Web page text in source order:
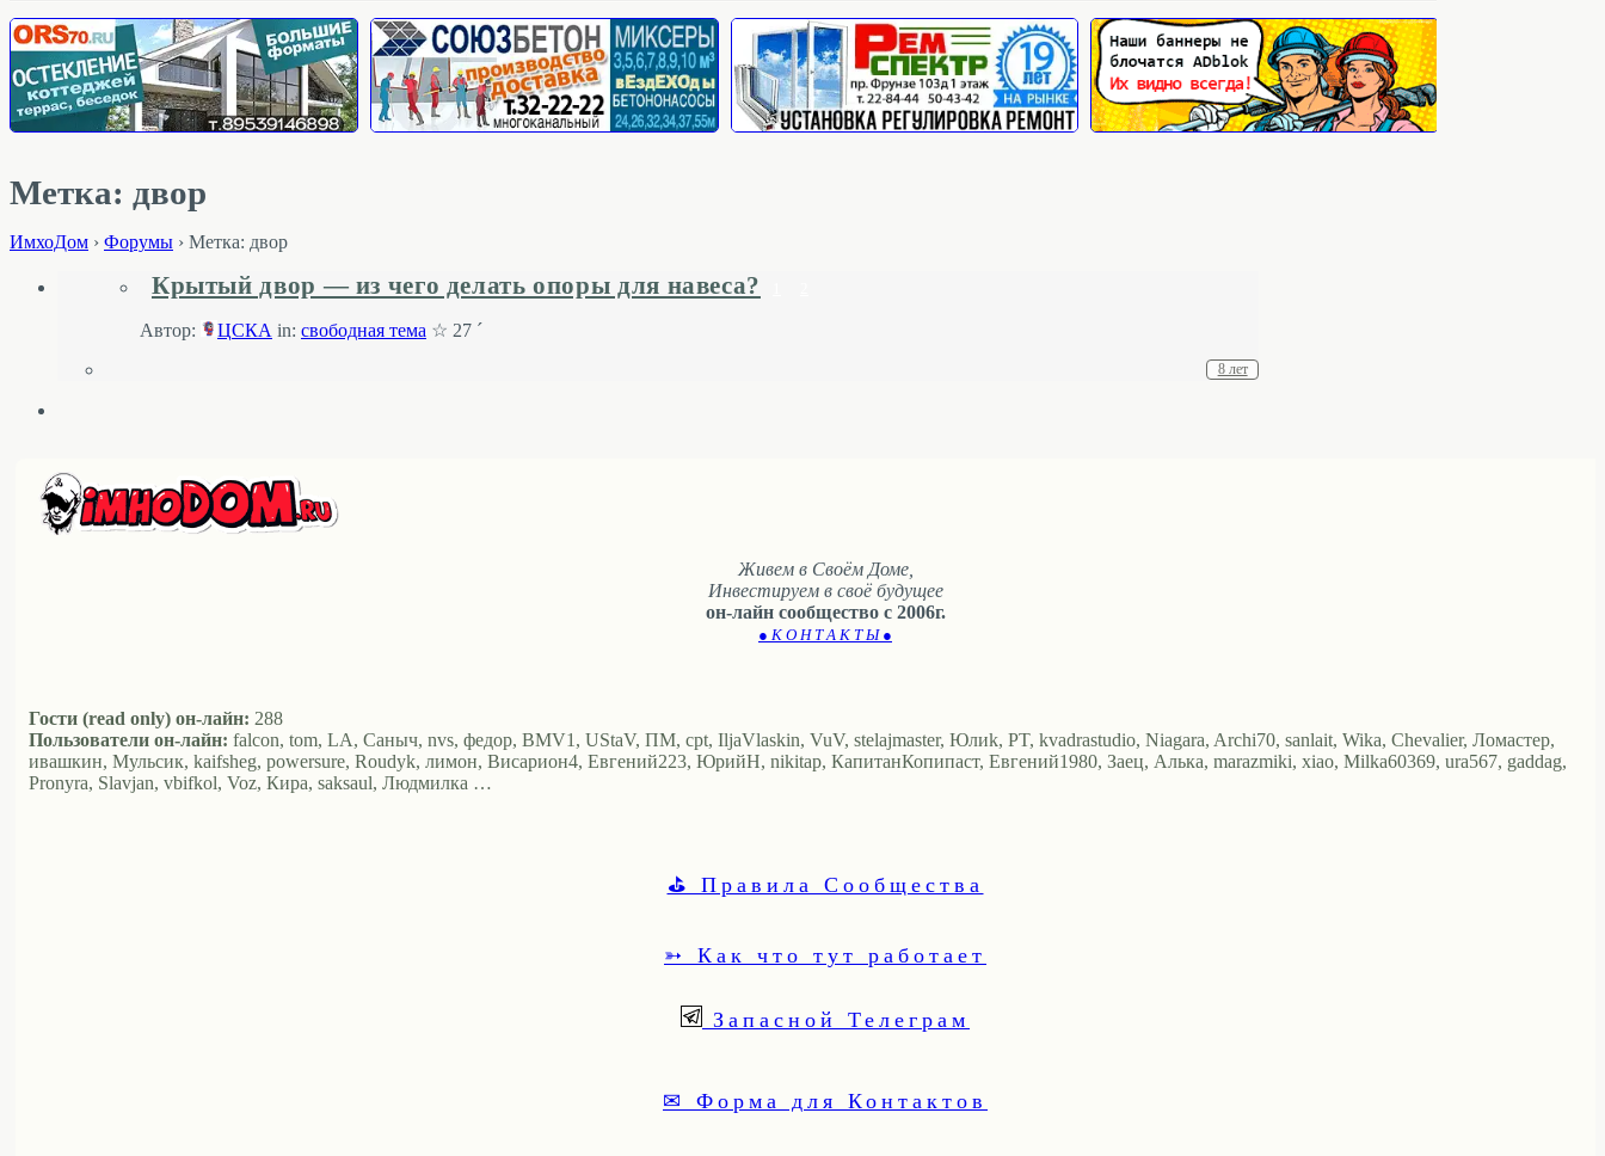
Метка: двор
ИмхоДом › Форумы › Метка: двор
Крытый двор — из чего делать опоры для навеса?
Автор: ЦСКА in: свободная тема ☆ 27 ´
8 лет
Живем в Своём Доме,
Инвестируем в своё будущее
он-лайн сообщество с 2006г.
● К О Н Т А К Т Ы ●
Гости (read only) он-лайн: 288
Пользователи он-лайн: falcon, tom, LA, Саныч, nvs, федор, BMV1, UStaV, ПМ, cpt, IljaVlaskin, VuV, stelajmaster, Юлиk, PT, kvadrastudio, Niagara, Archi70, sanlait, Wika, Chevalier, Ломастер,
ивашкин, Мульсик, kaifsheg, powersure, Roudyk, лимон, Висариoн4, Евгений223, ЮрийН, nikitap, КапитанКопипаст, Евгений1980, Заец, Алька, marazmiki, xiao, Milka60369, ura567, gaddag,
Pronyra, Slavjan, vbifkol, Voz, Кира, saksaul, Людмилка …
⛳ Правила Сообщества
➳ Как что тут работает
Запасной Телеграм
✉ Форма для Контактов